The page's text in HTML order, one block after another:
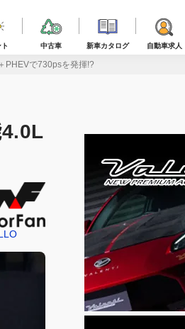
中古車 新車カタログ 自動車求人
PHEVで730psを発揮!?